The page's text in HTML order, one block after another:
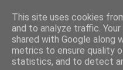
This site uses cookies
and to analyze traffic.
shared with Google along
metrics to ensure quality
statistics, and to detect